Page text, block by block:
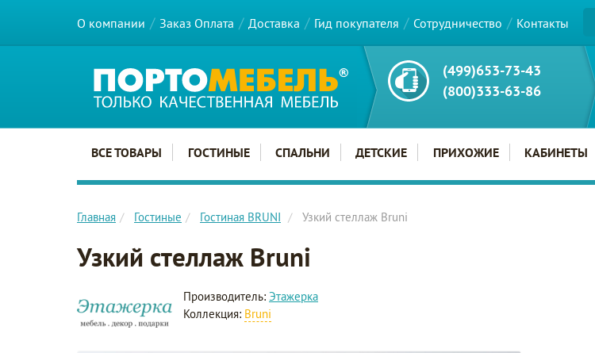
О компании Заказ Оплата Доставка Гид покупателя Сотрудничество Контакты
(499)653-73-43
(800)333-63-86
Главное меню сайта
ВСЕ ТОВАРЫ ГОСТИНЫЕ СПАЛЬНИ ДЕТСКИЕ ПРИХОЖИЕ КАБИНЕТЫ
Главная Гостиные Гостиная BRUNI Узкий стеллаж Bruni
Узкий стеллаж Bruni
Производитель: Этажерка
Коллекция: Bruni